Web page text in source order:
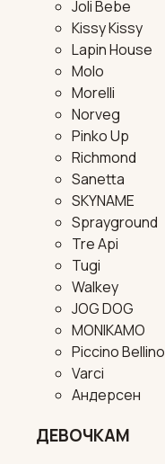
Joli Bebe
Kissy Kissy
Lapin House
Molo
Morelli
Norveg
Pinko Up
Richmond
Sanetta
SKYNAME
Sprayground
Tre Api
Tugi
Walkey
JOG DOG
MONIKAMO
Piccino Bellino
Varci
Андерсен
ДЕВОЧКАМ